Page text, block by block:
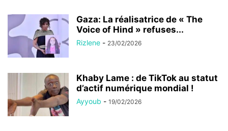
Gaza: La réalisatrice de « The
Voice of Hind » refuses...
Rizlene - 23/02/2026
Khaby Lame : de TikTok au statut
d’actif numérique mondial !
Ayyoub - 19/02/2026